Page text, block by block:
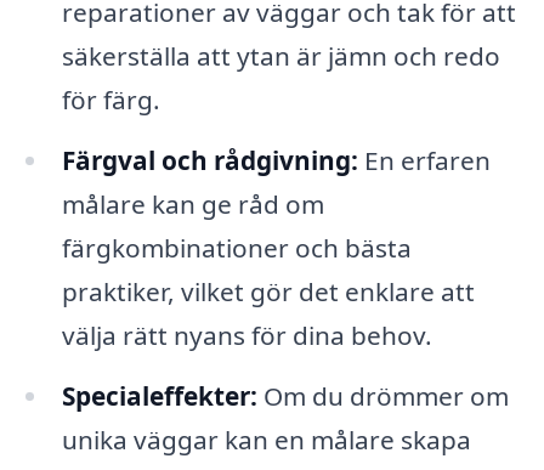
reparationer av väggar och tak för att
säkerställa att ytan är jämn och redo
för färg.
Färgval och rådgivning: En erfaren
målare kan ge råd om
färgkombinationer och bästa
praktiker, vilket gör det enklare att
välja rätt nyans för dina behov.
Specialeffekter: Om du drömmer om
unika väggar kan en målare skapa